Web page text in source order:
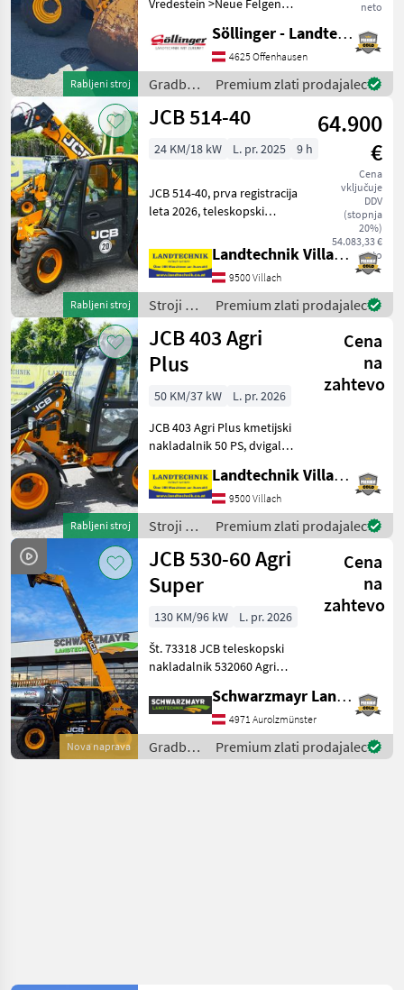
Rabljeni stroj
neto
Pickerl >40km/h (Aufkleber
auf Maschine stimmt nicht!)
>6 Gang Powershift 40 km/h
Getriebe
Söllinger - Landtechnik GmbH
4625 Offenhausen
Gradbeni
stroji /
JCB
Premium zlati prodajalec
Rabljeni stroj
JCB 514-40
64.900
€
Cena
vključuje
DDV
(stopnja
20%)
54.083,33 €
neto
24 KM/18 kW L. pr. 2025 9 h
JCB 514-40, prva registracija
leta 2026, teleskopski
m, z EURO-priključkom in
hidravlično zaklepanje
orodja, 3. vodilo na
teleskopskem ro
Landtechnik Villach GmbH
9500 Villach
Stroji z
motorji /
JCB
Premium zlati prodajalec
Rabljeni stroj
JCB 403 Agri
Plus
Cena
na
zahtevo
50 KM/37 kW
L. pr. 2026
JCB 403 Agri Plus kmetijski
nakladalnik 50 PS, dvigalni
krmilni krog, breztlačni
povratni tok spredaj,
enoročni joystick, 2-
stopenjski h
Landtechnik Villach GmbH
9500 Villach
Stroji z
motorji /
JCB
Premium zlati prodajalec
Nova naprava
JCB 530-60 Agri
Super
Cena
na
zahtevo
130 KM/96 kW
L. pr. 2026
Št. 73318 JCB teleskopski
nakladalnik 532060 Agri
tone - z višino dviga 6, 0
metra - s 4-valjnim
motorjem JCB Dieselmax
Common Rail (do
Schwarzmayr Landtechnik GmbH - Aurolzmünster
4971 Aurolzmünster
Gradbeni
stroji /
Premium zlati prodajalec